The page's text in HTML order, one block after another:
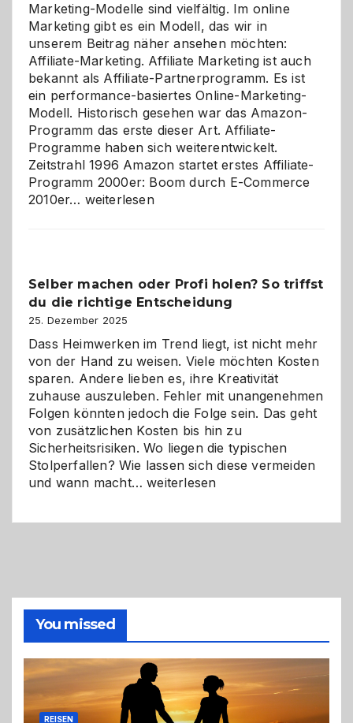
Marketing-Modelle sind vielfältig. Im online
Marketing gibt es ein Modell, das wir in
unserem Beitrag näher ansehen möchten:
Affiliate-Marketing. Affiliate Marketing ist auch
bekannt als Affiliate-Partnerprogramm. Es ist
ein performance-basiertes Online-Marketing-
Modell. Historisch gesehen war das Amazon-
Programm das erste dieser Art. Affiliate-
Programme haben sich weiterentwickelt.
Zeitstrahl 1996 Amazon startet erstes Affiliate-
Programm 2000er: Boom durch E-Commerce
2010er… Affiliate-
Herausforderungen
und
Zukunft
weiterlesen
Selber machen oder Profi holen? So triffst
du die richtige Entscheidung
25. Dezember 2025
Dass Heimwerken im Trend liegt, ist nicht mehr
von der Hand zu weisen. Viele möchten Kosten
sparen. Andere lieben es, ihre Kreativität
zuhause auszuleben. Fehler mit unangenehmen
Folgen könnten jedoch die Folge sein. Das geht
von zusätzlichen Kosten bis hin zu
Sicherheitsrisiken. Wo liegen die typischen
Stolperfallen? Wie lassen sich diese vermeiden
und wann macht…Selber
richtige
Entscheidung
weiterlesen
You missed
REISEN